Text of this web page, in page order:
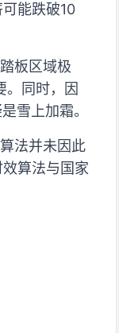
能跌破10
板区域极
。同时，因
雪上加霜。
法并未因此
算法与国家